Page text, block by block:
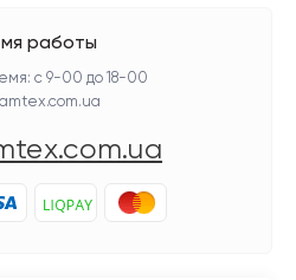
работы
с 9-00 до 18-00